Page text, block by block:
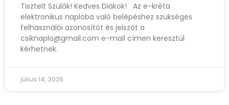
Tisztelt Szülők! Kedves Diákok! Az e-kréta
elektronikus naplóba való belépéshez szükséges
felhasználói azonosítót és jelszót a
csiknaplo@gmail.com e-mail címen keresztül
kérhetnek.
július 14, 2026